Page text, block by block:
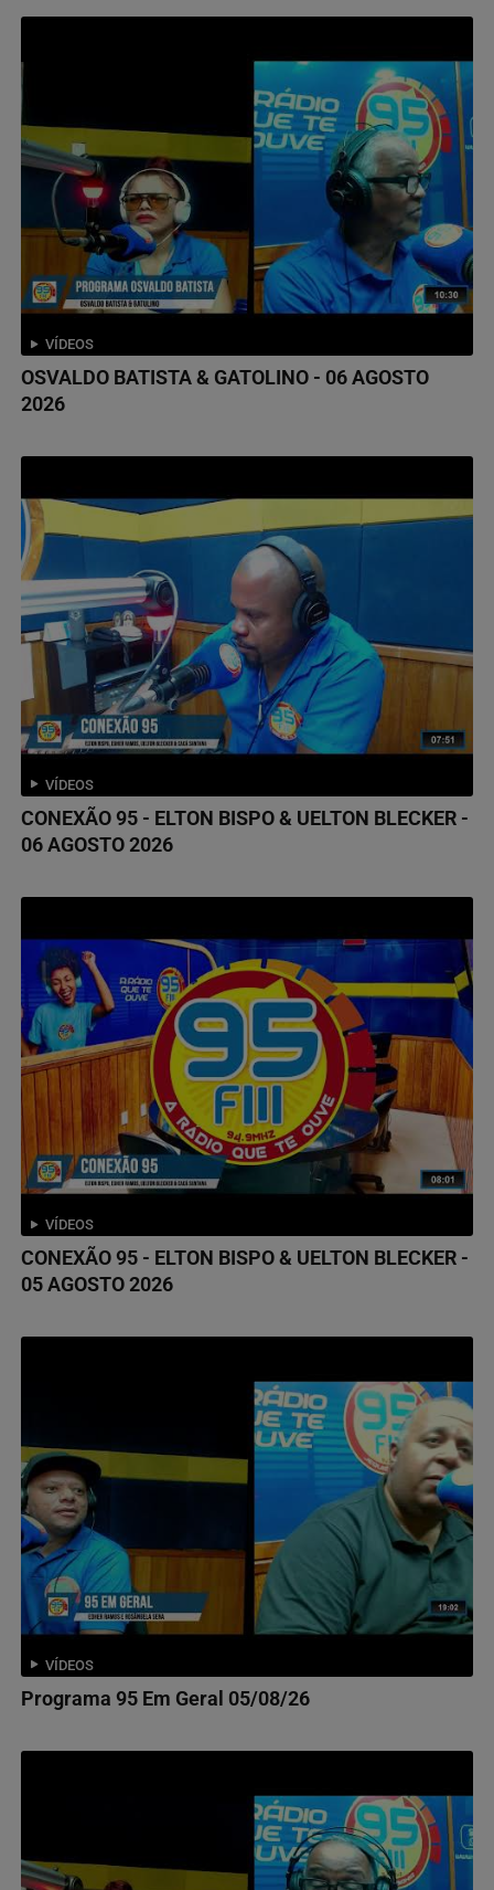
VÍDEOS
OSVALDO BATISTA & GATOLINO - 06 AGOSTO
2026
VÍDEOS
CONEXÃO 95 - ELTON BISPO & UELTON BLECKER -
06 AGOSTO 2026
VÍDEOS
CONEXÃO 95 - ELTON BISPO & UELTON BLECKER -
05 AGOSTO 2026
VÍDEOS
Programa 95 Em Geral 05/08/26